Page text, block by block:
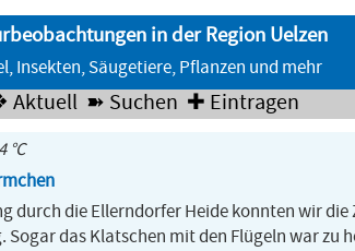
in der Region Uelzen
Insekten, Säugetiere, Pflanzen und mehr
Aktuell ➽ Suchen ✚ Eintragen
°C
durch die Ellerndorfer Heide konnten wir die
Sogar das Klatschen mit den Flügeln war zu